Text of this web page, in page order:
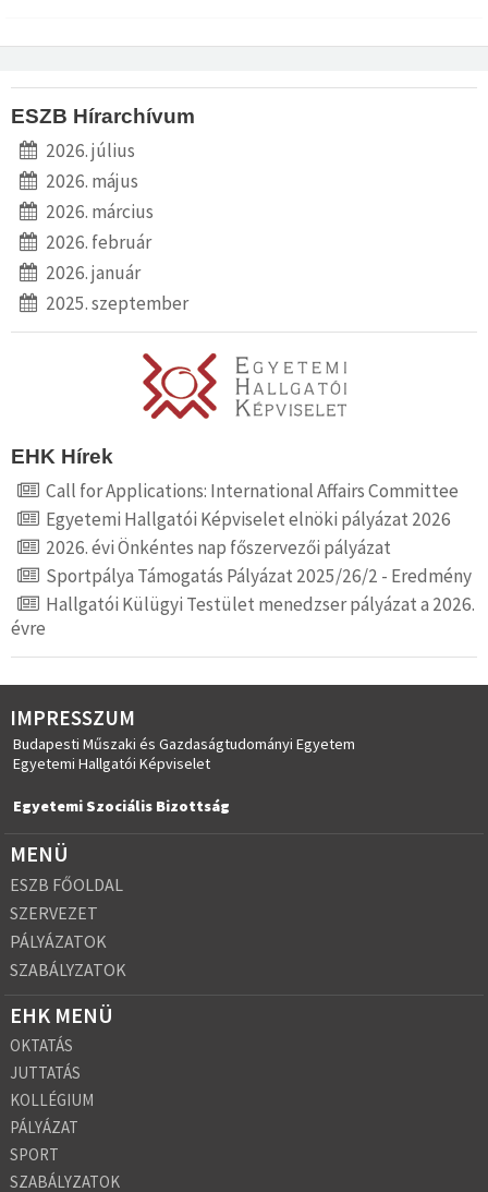
ESZB Hírarchívum
2026. július
2026. május
2026. március
2026. február
2026. január
2025. szeptember
EHK Hírek
Call for Applications: International Affairs Committee
Egyetemi Hallgatói Képviselet elnöki pályázat 2026
2026. évi Önkéntes nap főszervezői pályázat
Sportpálya Támogatás Pályázat 2025/26/2 - Eredmény
Hallgatói Külügyi Testület menedzser pályázat a 2026.
évre
IMPRESSZUM
Budapesti Műszaki és Gazdaságtudományi Egyetem
Egyetemi Hallgatói Képviselet
Egyetemi Szociális Bizottság
MENÜ
ESZB FŐOLDAL
SZERVEZET
PÁLYÁZATOK
SZABÁLYZATOK
EHK MENÜ
OKTATÁS
JUTTATÁS
KOLLÉGIUM
PÁLYÁZAT
SPORT
SZABÁLYZATOK